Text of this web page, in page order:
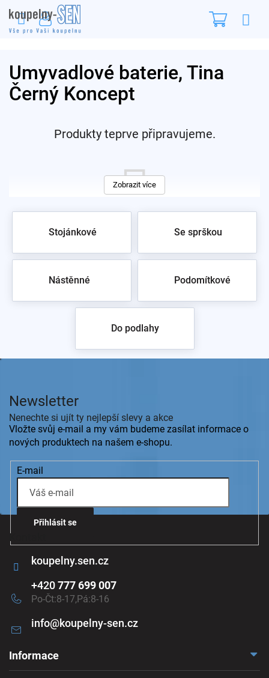
na
obsah
Umyvadlové baterie, Tina
Černý Koncept
Produkty teprve připravujeme.
Zobrazit více
Stojánkové Se sprškou
Nástěnné Podomítkové
Do podlahy
Z
Kontakt
info@koupelny-sen.cz
+420777 699 007
Po-Čt:8-17,Pá:8-16
koupelny.sen.cz
Informace
Newsletter
Nenechte si ujít ty nejlepší slevy a akce
Vložte svůj e-mail a my vám budeme zasílat informace o
nových produktech na našem e-shopu.
E-mail
Přihlásit se